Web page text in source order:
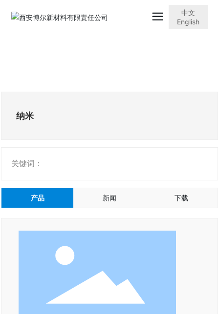
中文
English
纳米
关键词：
产品 新闻 下载